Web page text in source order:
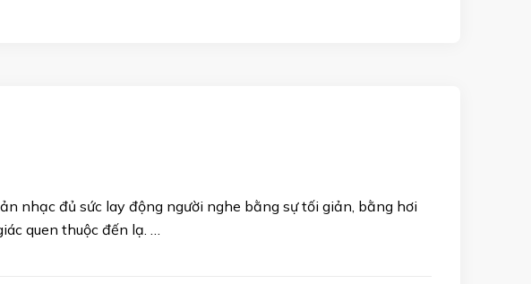
nhạc đủ sức lay động người nghe bằng sự tối giản, bằng hơi
quen thuộc đến lạ. …